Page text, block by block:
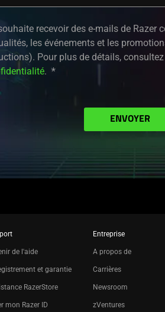
recevoir des e-mails de Razer
les événements et les
Pour plus de détails,
.
ENVOYER
de l'aide
et garantie
RazerStore
mon Razer ID
Entreprise
A propos de
Carrières
Newsroom
zVentures